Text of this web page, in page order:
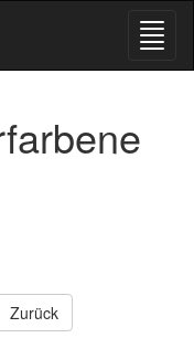
Zurück